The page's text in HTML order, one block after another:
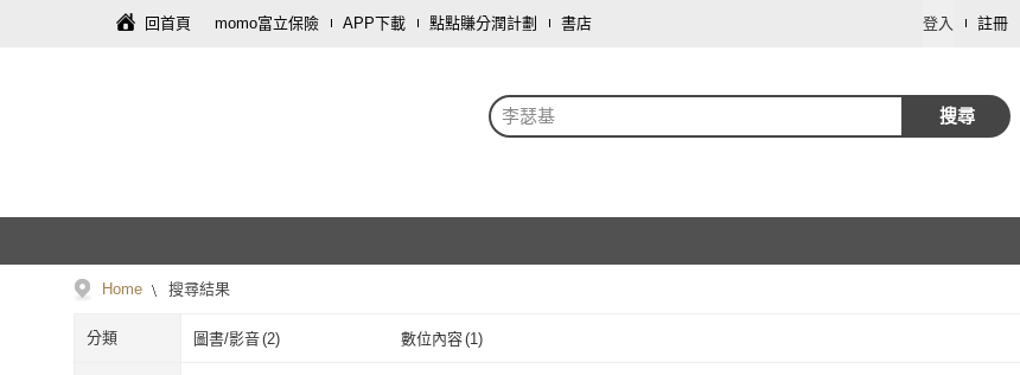
回首頁 momo富立保險 APP下載 點點賺分潤計劃 書店 登入 註冊
李瑟基 搜尋
Home 搜尋結果
分類 圖書/影音(2) 數位內容(1)